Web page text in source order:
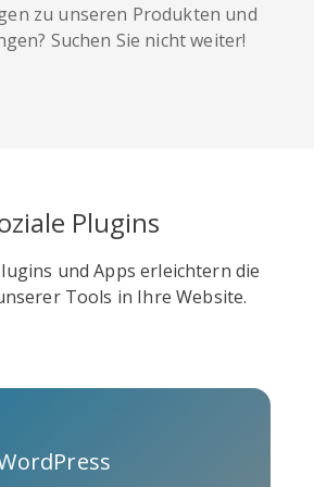
zu unseren Produkten und
Suchen Sie nicht weiter!
Plugins
und Apps erleichtern die
Tools in Ihre Website.